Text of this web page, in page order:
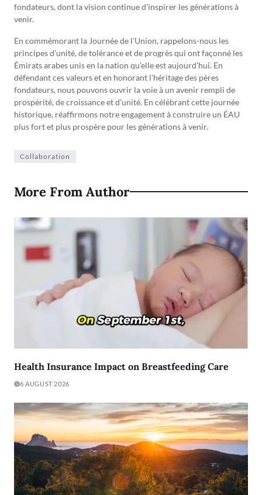
fondateurs, dont la vision continue d’inspirer les générations à
venir.
En commémorant la Journée de l’Union, rappelons-nous les
principes d’unité, de tolérance et de progrès qui ont façonné les
Émirats arabes unis en la nation qu’elle est aujourd’hui. En
défendant ces valeurs et en honorant l’héritage des pères
fondateurs, nous pouvons ouvrir la voie à un avenir rempli de
prospérité, de croissance et d’unité. En célébrant cette journée
historique, réaffirmons notre engagement à construire un ÉAU
plus fort et plus prospère pour les générations à venir.
Collaboration
More From Author
Health Insurance Impact on Breastfeeding Care
6 AUGUST 2026